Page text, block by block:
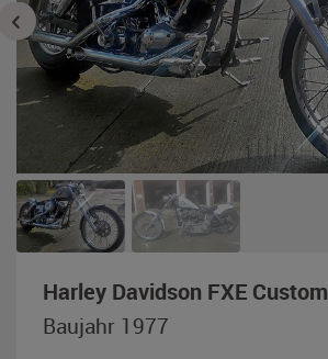
Harley Davidson FXE Custom
Baujahr 1977